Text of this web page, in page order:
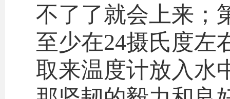
不了了就会上来；
至少在24摄氏度左
取来温度计放入水